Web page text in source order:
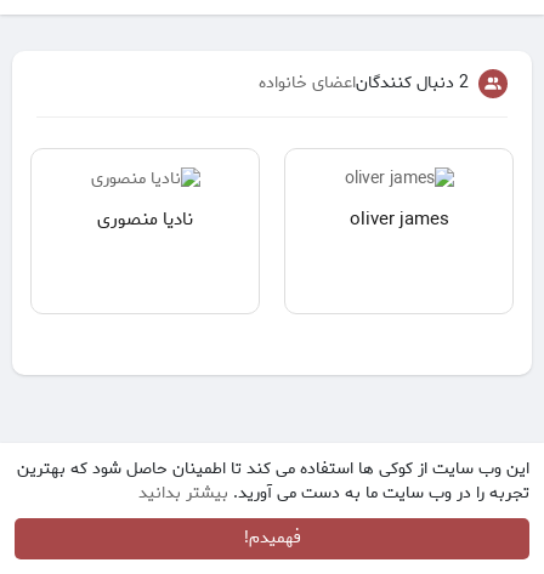
این وب سایت از کوکی ها استفاده می کند تا اطمینان حاصل شود که بهترین
تجربه را در وب سایت ما به دست می آورید. بیشتر بدانید
فهمیدم!
2 دنبال کنندگان اعضای خانواده
oliver james نادیا منصوری